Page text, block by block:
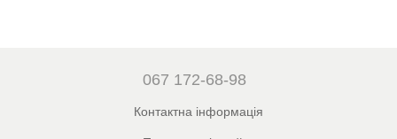
067 172-68-98
Контактна інформація